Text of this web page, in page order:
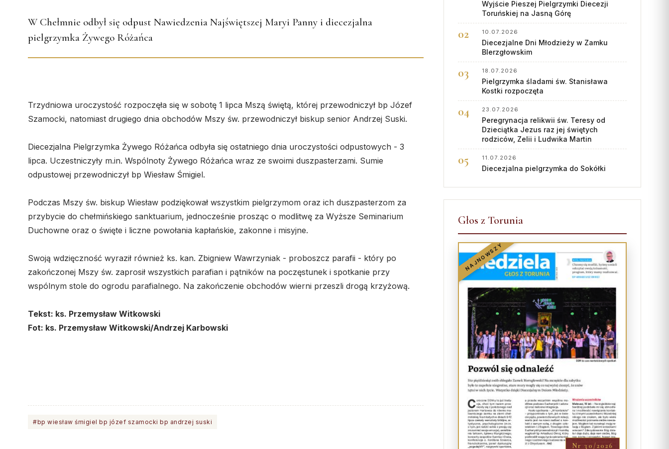
W Chełmnie odbył się odpust Nawiedzenia Najświętszej Maryi Panny i diecezjalna
pielgrzymka Żywego Różańca
Trzydniowa uroczystość rozpoczęła się w sobotę 1 lipca Mszą świętą, której przewodniczył bp Józef
Szamocki, natomiast drugiego dnia obchodów Mszy św. przewodniczył biskup senior Andrzej Suski.
Diecezjalna Pielgrzymka Żywego Różańca odbyła się ostatniego dnia uroczystości odpustowych - 3
lipca. Uczestniczyły m.in. Wspólnoty Żywego Różańca wraz ze swoimi duszpasterzami. Sumie
odpustowej przewodniczył bp Wiesław Śmigiel.
Podczas Mszy św. biskup Wiesław podziękował wszystkim pielgrzymom oraz ich duszpasterzom za
przybycie do chełmińskiego sanktuarium, jednocześnie prosząc o modlitwę za Wyższe Seminarium
Duchowne oraz o święte i liczne powołania kapłańskie, zakonne i misyjne.
Swoją wdzięczność wyraził również ks. kan. Zbigniew Wawrzyniak - proboszcz parafii - który po
zakończonej Mszy św. zaprosił wszystkich parafian i pątników na poczęstunek i spotkanie przy
wspólnym stole do ogrodu parafialnego. Na zakończenie obchodów wierni przeszli drogą krzyżową.
Tekst: ks. Przemysław Witkowski
Fot: ks. Przemysław Witkowski/Andrzej Karbowski
#bp wiesław śmigiel bp józef szamocki bp andrzej suski
Wyjście Pieszej Pielgrzymki Diecezji
Toruńskiej na Jasną Górę
10.07.2026
Diecezjalne Dni Młodzieży w Zamku
BIerzgłowskim
18.07.2026
Pielgrzymka śladami św. Stanisława
Kostki rozpoczęta
23.07.2026
Peregrynacja relikwii św. Teresy od
Dzieciątka Jezus raz jej świętych
rodziców, Zelii i Ludwika Martin
11.07.2026
Diecezjalna pielgrzymka do Sokółki
Głos z Torunia
NAJNOWSZY
Nr 30/2026